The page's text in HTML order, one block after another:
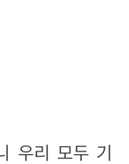
우리 모두 기